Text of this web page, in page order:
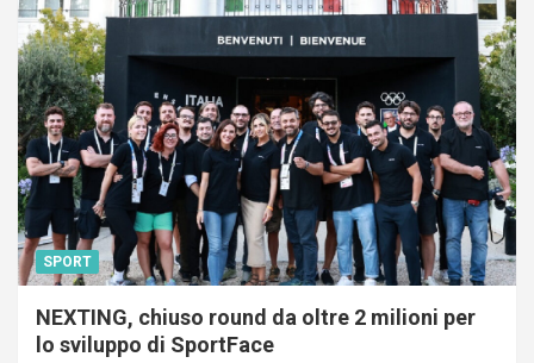
SPORT
NEXTING, chiuso round da oltre 2 milioni per
lo sviluppo di SportFace